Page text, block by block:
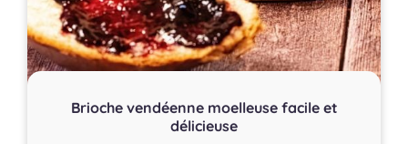
Brioche vendéenne moelleuse facile et
délicieuse